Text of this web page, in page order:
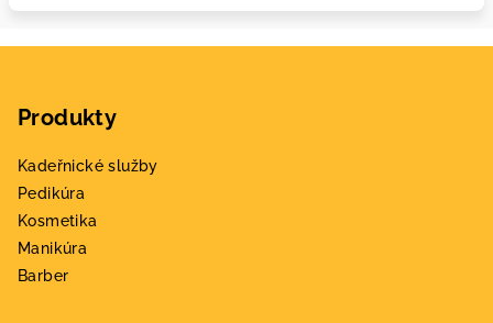
Produkty
Kadeřnické služby
Pedikúra
Kosmetika
Manikúra
Barber